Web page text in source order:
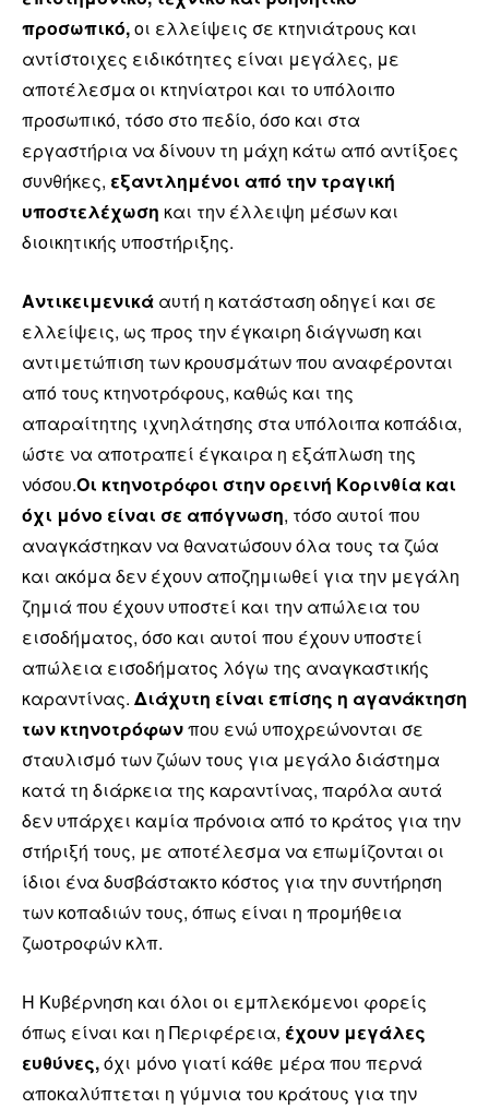
προσωπικό,οι ελλείψεις σε κτηνιάτρους και
αντίστοιχες ειδικότητες είναι μεγάλες, με
αποτέλεσμα οι κτηνίατροι και το υπόλοιπο
προσωπικό, τόσο στο πεδίο, όσο και στα
εργαστήρια να δίνουν τη μάχη κάτω από αντίξοες
συνθήκες, εξαντλημένοι από την τραγική
υποστελέχωση και την έλλειψη μέσων και
διοικητικής υποστήριξης.
Αντικειμενικά αυτή η κατάσταση οδηγεί και σε
ελλείψεις, ως προς την έγκαιρη διάγνωση και
αντιμετώπιση των κρουσμάτων που αναφέρονται
από τους κτηνοτρόφους, καθώς και της
απαραίτητης ιχνηλάτησης στα υπόλοιπα κοπάδια,
ώστε να αποτραπεί έγκαιρα η εξάπλωση της
νόσου.Οι κτηνοτρόφοι στην ορεινή Κορινθία και
όχι μόνο είναι σε απόγνωση, τόσο αυτοί που
αναγκάστηκαν να θανατώσουν όλα τους τα ζώα
και ακόμα δεν έχουν αποζημιωθεί για την μεγάλη
ζημιά που έχουν υποστεί και την απώλεια του
εισοδήματος, όσο και αυτοί που έχουν υποστεί
απώλεια εισοδήματος λόγω της αναγκαστικής
καραντίνας. Διάχυτη είναι επίσης η αγανάκτηση
των κτηνοτρόφωνπου ενώ υποχρεώνονται σε
σταυλισμό των ζώων τους για μεγάλο διάστημα
κατά τη διάρκεια της καραντίνας, παρόλα αυτά
δεν υπάρχει καμία πρόνοια από το κράτος για την
στήριξή τους, με αποτέλεσμα να επωμίζονται οι
ίδιοι ένα δυσβάστακτο κόστος για την συντήρηση
των κοπαδιών τους, όπως είναι η προμήθεια
ζωοτροφών κλπ.
Η Κυβέρνηση και όλοι οι εμπλεκόμενοι φορείς
όπως είναι και η Περιφέρεια, έχουν μεγάλες
ευθύνες,όχι μόνο γιατί κάθε μέρα που περνά
αποκαλύπτεται η γύμνια του κράτους για την